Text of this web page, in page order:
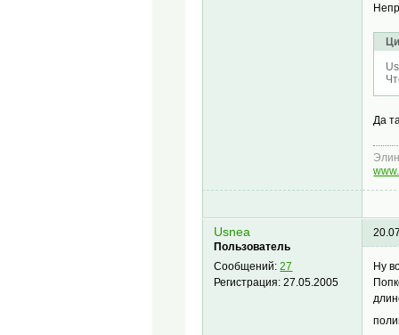
Да
Usnea
Пользователь
Сообщений:27
Регистрация:27.05.2005
Ну